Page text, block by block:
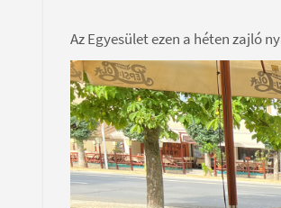
Az Egyesület ezen a héten zajló